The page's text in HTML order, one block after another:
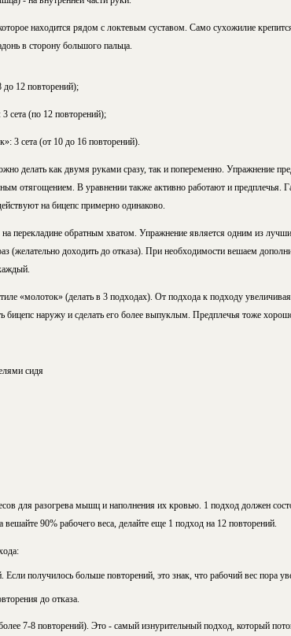
находится рядом с локтевым суставом. Само сухожилие
в сторону большого пальца.
до 12 повторений);
сета (по 12 повторений);
3 сета (от 10 до 16 повторений).
делать как двумя руками сразу, так и попеременно. Упражнение
отягощением. В уравнении также активно работают и предплечья.
на бицепс примерно одинаково.
перекладине обратным хватом. Упражнение является одним из
(желательно доходить до отказа). При необходимости вешаем
«молоток» (делать в 3 подходах). От подхода к подходу
бицепс наружу и сделать его более выпуклым. Предплечья тоже
сидя
для разогрева мышц и наполнения их кровью. 1 подход должен
90% рабочего веса, делайте еще 1 подход на 12 повторений.
получилось больше повторений, это знак, что рабочий вес пора
до отказа.
7-8 повторений). Это - самый изнурительный подход, который